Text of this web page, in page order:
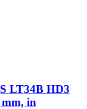
LT34B HD3
in